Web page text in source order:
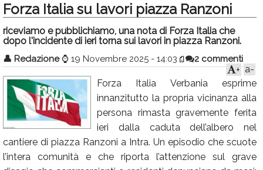
Politica
Sport
Eventi
Info Utili
Rubriche
Calendario
Annunci
Forza Italia su lavori piazza Ranzoni
riceviamo e pubblichiamo, una nota di Forza Italia che
dopo l'incidente di ieri torna sui lavori in piazza Ranzoni.
👤 Redazione ⌚ 19 Novembre 2025 - 14:03 2 commenti
a-
+
Forza Italia Verbania esprime
innanzitutto la propria vicinanza alla
persona rimasta gravemente ferita
ieri dalla caduta dell’albero nel
cantiere di piazza Ranzoni a Intra. Un episodio che scuote
l’intera comunità e che riporta l’attenzione sul grave